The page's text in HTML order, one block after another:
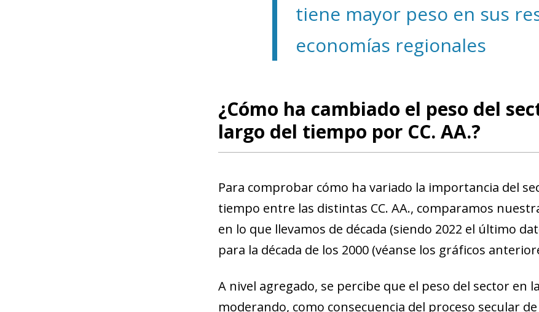
tiene mayor peso en sus
economías regionales
¿Cómo ha cambiado el peso del
largo del tiempo por CC. AA.?
Para comprobar cómo ha variado la importancia del
tiempo entre las distintas CC. AA., comparamos
en lo que llevamos de década (siendo 2022 el último
para la década de los 2000 (véanse los gráficos
A nivel agregado, se percibe que el peso del sector en
moderando, como consecuencia del proceso secular